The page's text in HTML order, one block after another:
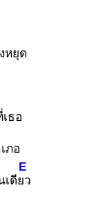
หยุด
ธอ
ภอ
เดียว
E